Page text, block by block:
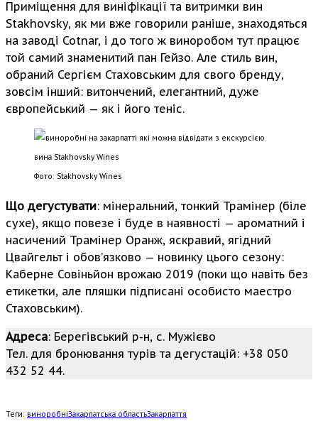
Приміщення для виніфікації та витримки вин
Stakhovsky, як ми вже говорили раніше, знаходяться
на заводі Cotnar, і до того ж виноробом тут працює
той самий знаменитий пан Гейзо. Але стиль вин,
обраний Сергієм Стаховським для свого бренду,
зовсім інший: витончений, елегантний, дуже
європейський — як і його теніс.
Фото: Stakhovsky Wines
Що дегустувати: мінеральний, тонкий Трамінер (біле
сухе), якщо повезе і буде в наявності — ароматний і
насичений Трамінер Оранж, яскравий, ягідний
Цвайгельт і обов’язково — новинку цього сезону:
Каберне Совіньйон врожаю 2019 (поки що навіть без
етикетки, але пляшки підписані особисто маестро
Стаховським).
Адреса: Берегівський р-н, с. Мужієво
Тел. для бронювання турів та дегустацій: +38 050
432 52 44.
Теги: виноробніЗакарпатська областьЗакарпаття